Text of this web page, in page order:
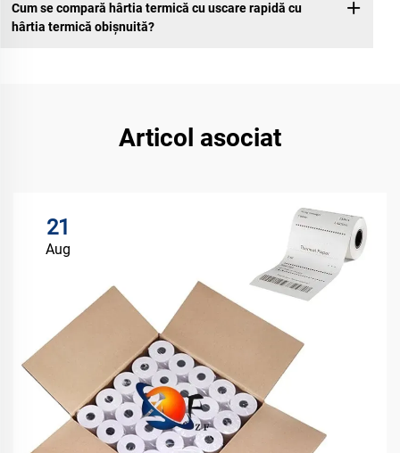
Cum se compară hârtia termică cu uscare rapidă cu
hârtia termică obișnuită?
Articol asociat
21
Aug